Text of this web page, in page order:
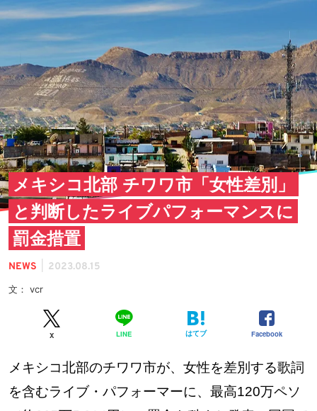
メキシコ北部 チワワ市「女性差別」
と判断したライブパフォーマンスに
罰金措置
NEWS 2023.08.15
文： vcr
X LINE はてブ Facebook
メキシコ北部のチワワ市が、女性を差別する歌詞
を含むライブ・パフォーマーに、最高120万ペソ